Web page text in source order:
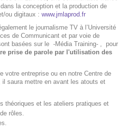
la conception et la production de
ou digitaux : www.jmlaprod.fr
le journalisme TV à l’Université
de Communicant et par voie de
basées sur le -Média Training- , pour
prise de parole par l'utilisation des
votre entreprise ou en notre Centre de
il saura mettre en avant les atouts et
théoriques et les ateliers pratiques et
rôles.